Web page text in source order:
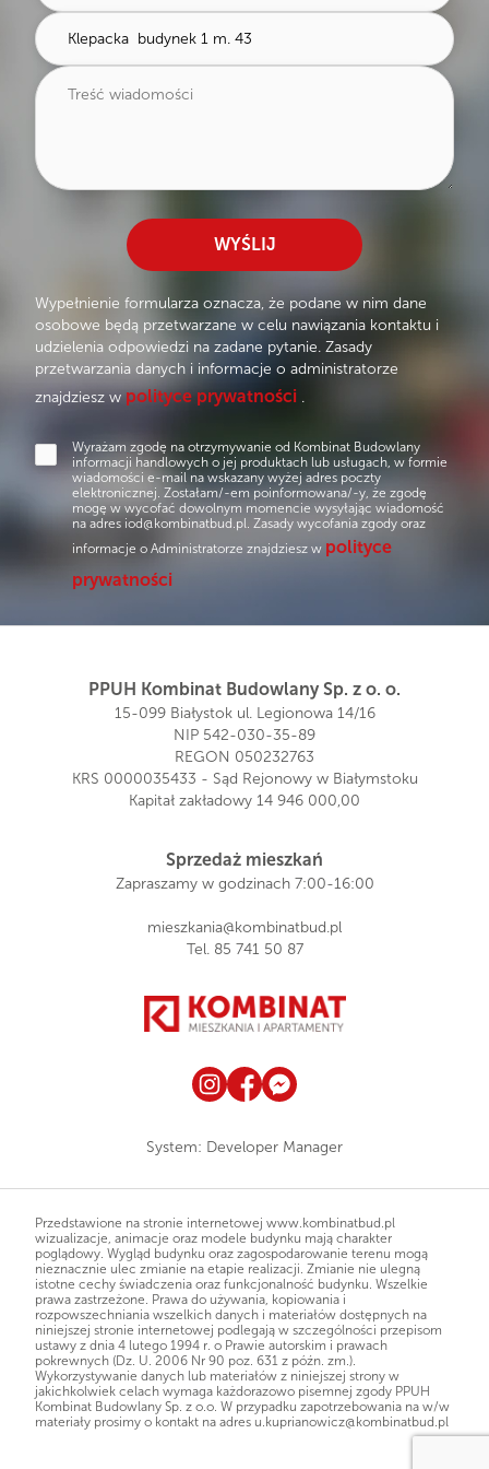
przynależne
Prawo do wył. użytk.
SZCZEGÓŁY OFERTY favorite
WYŚLIJ
Wypełnienie formularza oznacza, że podane w nim dane
osobowe będą przetwarzane w celu nawiązania kontaktu i
udzielenia odpowiedzi na zadane pytanie. Zasady
przetwarzania danych i informacje o administratorze
znajdziesz w polityce prywatności .
Wyrażam zgodę na otrzymywanie od Kombinat Budowlany
informacji handlowych o jej produktach lub usługach, w formie
wiadomości e-mail na wskazany wyżej adres poczty
elektronicznej. Zostałam/-em poinformowana/-y, że zgodę
mogę w wycofać dowolnym momencie wysyłając wiadomość
na adres iod@kombinatbud.pl. Zasady wycofania zgody oraz
informacje o Administratorze znajdziesz w polityce
prywatności
PPUH Kombinat Budowlany Sp. z o. o.
15-099 Białystok ul. Legionowa 14/16
NIP 542-030-35-89
REGON 050232763
KRS 0000035433 - Sąd Rejonowy w Białymstoku
Kapitał zakładowy 14 946 000,00
Sprzedaż mieszkań
Zapraszamy w godzinach 7:00-16:00
mieszkania@kombinatbud.pl
Tel. 85 741 50 87
System: Developer Manager
Przedstawione na stronie internetowej www.kombinatbud.pl
wizualizacje, animacje oraz modele budynku mają charakter
poglądowy. Wygląd budynku oraz zagospodarowanie terenu mogą
nieznacznie ulec zmianie na etapie realizacji. Zmianie nie ulegną
istotne cechy świadczenia oraz funkcjonalność budynku. Wszelkie
prawa zastrzeżone. Prawa do używania, kopiowania i
rozpowszechniania wszelkich danych i materiałów dostępnych na
niniejszej stronie internetowej podlegają w szczególności przepisom
ustawy z dnia 4 lutego 1994 r. o Prawie autorskim i prawach
pokrewnych (Dz. U. 2006 Nr 90 poz. 631 z późn. zm.).
Wykorzystywanie danych lub materiałów z niniejszej strony w
jakichkolwiek celach wymaga każdorazowo pisemnej zgody PPUH
Kombinat Budowlany Sp. z o.o. W przypadku zapotrzebowania na w/w
materiały prosimy o kontakt na adres u.kuprianowicz@kombinatbud.pl